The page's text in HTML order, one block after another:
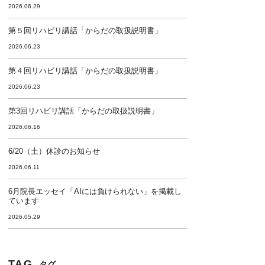
2026.06.29
第５回リハビリ講話「からだの取扱説明書」
2026.06.23
第４回リハビリ講話「からだの取扱説明書」
2026.06.23
第3回リハビリ講話「からだの取扱説明書」
2026.06.16
6/20（土）休診のお知らせ
2026.06.11
6月院長エッセイ「AIには負けられない」を掲載し
ています
2026.05.29